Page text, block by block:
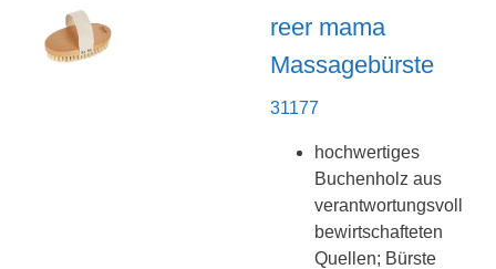
reer mama
Massagebürste
31177
hochwertiges
Buchenholz aus
verantwortungsvoll
bewirtschafteten
Quellen; Bürste